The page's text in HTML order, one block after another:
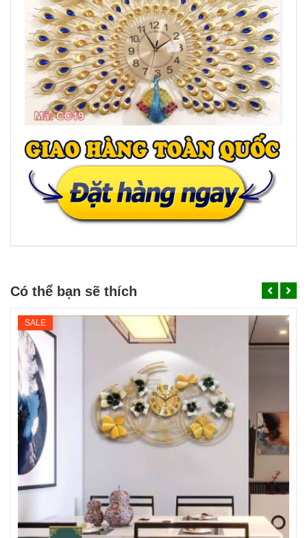
Có thể bạn sẽ thích
SALE